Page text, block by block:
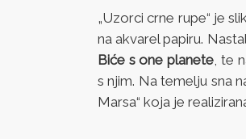
„Uzorci crne rupe“ je
na akvarel papiru.
Biće s one planete, te
s njim. Na temelju sna
Marsa“ koja je